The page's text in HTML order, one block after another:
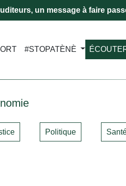
un message à faire
#STOPATÈNÈ
Politique